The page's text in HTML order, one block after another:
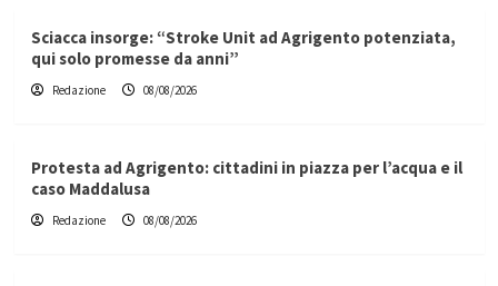
Sciacca insorge: “Stroke Unit ad Agrigento potenziata,
qui solo promesse da anni”
Redazione 08/08/2026
Protesta ad Agrigento: cittadini in piazza per l’acqua e il
caso Maddalusa
Redazione 08/08/2026